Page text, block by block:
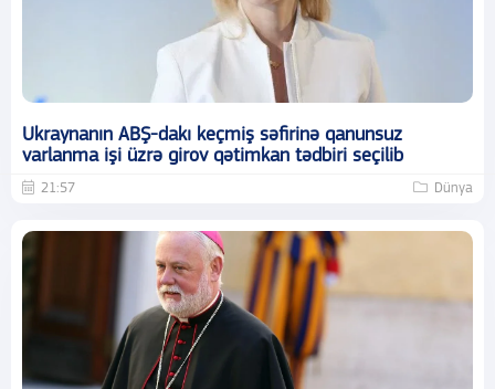
Ukraynanın ABŞ-dakı keçmiş səfirinə qanunsuz
varlanma işi üzrə girov qətimkan tədbiri seçilib
21:57 Dünya